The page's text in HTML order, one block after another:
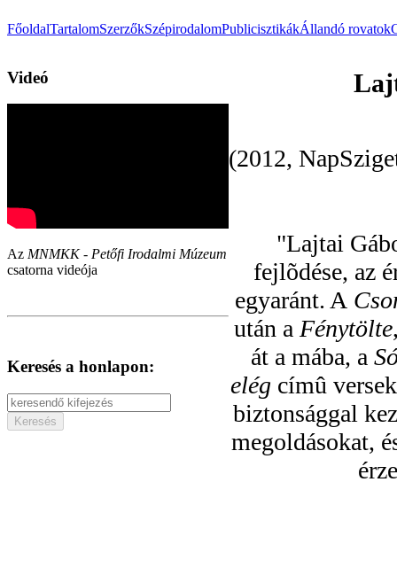
FőoldalTartalomSzerzőkSzépirodalomPublicisztikákÁllandó rovatok
Videó
Az MNMKK - Petőfi Irodalmi Múzeum
csatorna videója
Keresés a honlapon:
(2012,
"Lajtai
fejlõdése, az
egyaránt. A
után a Fénytölte
át a mába, a
elég címû
biztonsággal
megoldásokat,